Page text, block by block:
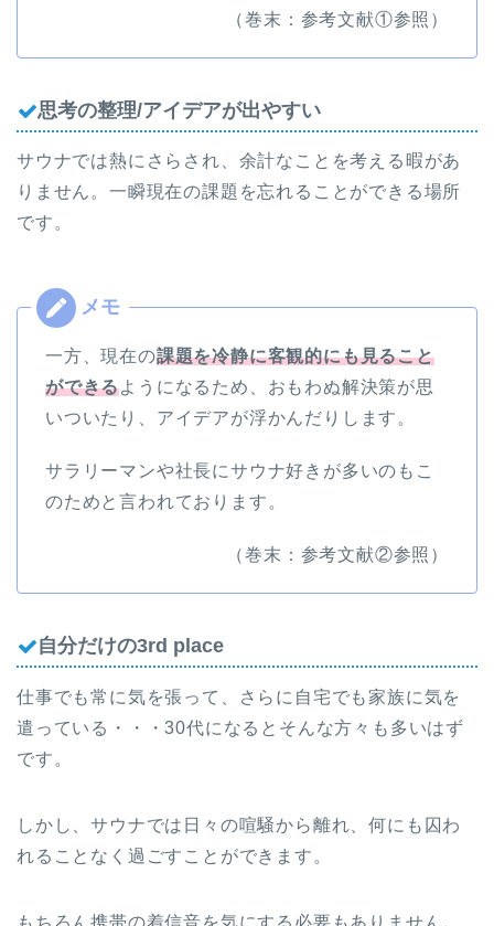
（巻末：参考文献①参照）
思考の整理/アイデアが出やすい
サウナでは熱にさらされ、余計なことを考える暇があ
りません。一瞬現在の課題を忘れることができる場所
です。
一方、現在の課題を冷静に客観的にも見ること
ができるようになるため、おもわぬ解決策が思
いついたり、アイデアが浮かんだりします。
サラリーマンや社長にサウナ好きが多いのもこ
のためと言われております。
（巻末：参考文献②参照）
自分だけの3rd place
仕事でも常に気を張って、さらに自宅でも家族に気を
遣っている・・・30代になるとそんな方々も多いはず
です。
しかし、サウナでは日々の喧騒から離れ、何にも囚わ
れることなく過ごすことができます。